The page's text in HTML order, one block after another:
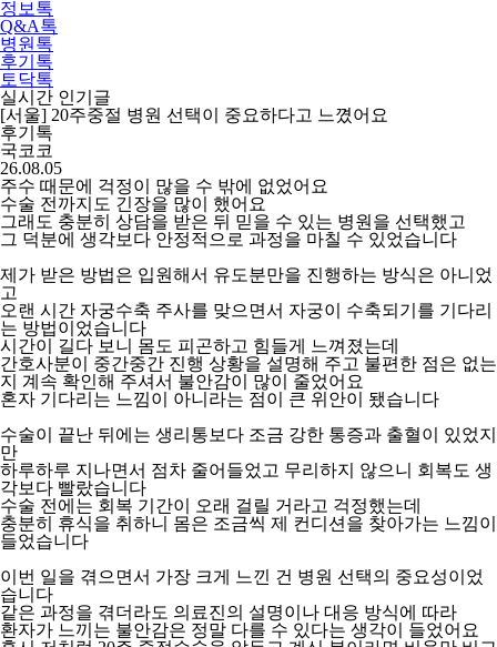
정보톡
Q&A톡
병원톡
후기톡
토닥톡
실시간 인기글
[서울] 20주중절 병원 선택이 중요하다고 느꼈어요
후기톡
국코코
26.08.05
주수 때문에 걱정이 많을 수 밖에 없었어요
수술 전까지도 긴장을 많이 했어요
그래도 충분히 상담을 받은 뒤 믿을 수 있는 병원을 선택했고
그 덕분에 생각보다 안정적으로 과정을 마칠 수 있었습니다
제가 받은 방법은 입원해서 유도분만을 진행하는 방식은 아니었
고
오랜 시간 자궁수축 주사를 맞으면서 자궁이 수축되기를 기다리
는 방법이었습니다
시간이 길다 보니 몸도 피곤하고 힘들게 느껴졌는데
간호사분이 중간중간 진행 상황을 설명해 주고 불편한 점은 없는
지 계속 확인해 주셔서 불안감이 많이 줄었어요
혼자 기다리는 느낌이 아니라는 점이 큰 위안이 됐습니다
수술이 끝난 뒤에는 생리통보다 조금 강한 통증과 출혈이 있었지
만
하루하루 지나면서 점차 줄어들었고 무리하지 않으니 회복도 생
각보다 빨랐습니다
수술 전에는 회복 기간이 오래 걸릴 거라고 걱정했는데
충분히 휴식을 취하니 몸은 조금씩 제 컨디션을 찾아가는 느낌이
들었습니다
이번 일을 겪으면서 가장 크게 느낀 건 병원 선택의 중요성이었
습니다
같은 과정을 겪더라도 의료진의 설명이나 대응 방식에 따라
환자가 느끼는 불안감은 정말 다를 수 있다는 생각이 들었어요